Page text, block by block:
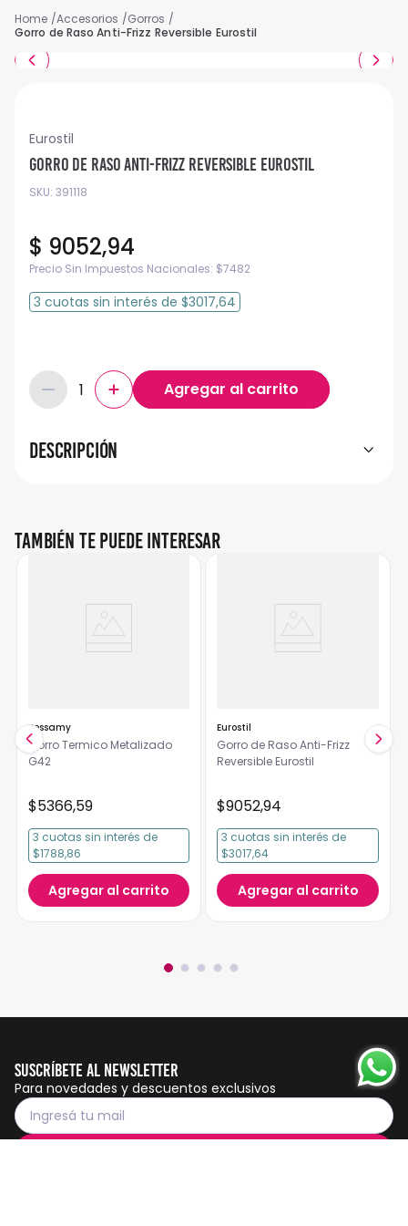
Accesorios
Gorros
Gorro de Raso Anti-Frizz Reversible Eurostil
Eurostil
Gorro de Raso Anti-Frizz Reversible Eurostil
SKU: 391118
$ 9052,94
Precio Sin Impuestos Nacionales: $7482
3 cuotas sin interés de $3017,64
Descripción
También te puede interesar
Jessamy
Gorro Termico Metalizado
G42
$5366,59
3 cuotas sin interés de
$1788,86
Agregar al carrito
Eurostil
Gorro de Raso Anti-Frizz
Reversible Eurostil
$9052,94
3 cuotas sin interés de
$3017,64
Agregar al carrito
Suscríbete al Newsletter
Para novedades y descuentos exclusivos